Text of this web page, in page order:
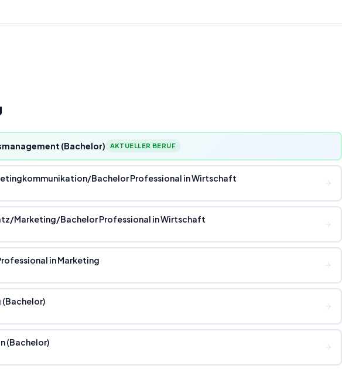
(Bachelor) AKTUELLER BERUF
/Bachelor Professional in Wirtschaft
/Marketing/Bachelor Professional in Wirtschaft
in Marketing
(Bachelor)